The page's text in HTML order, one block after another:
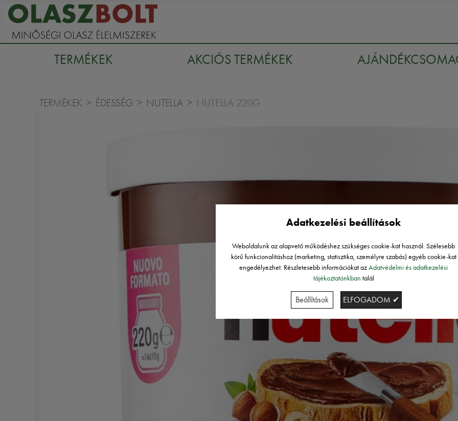
TERMÉKEK AKCIÓS TERMÉKEK
TERMÉKEK ÉDESSÉG NUTELLA NUTELLA 220G
Adatkezelési beállítások
Weboldalunk az alapvető működéshez szükséges cookie-kat használ. Szélesebb
körű funkcionalitáshoz (marketing, statisztika, személyre szabás) egyéb cookie-kat
engedélyezhet. Részletesebb információkat azAdatvédelmi és adatkezelési
tájékoztatónkban talál
Beállítások ELFOGADOM ✔